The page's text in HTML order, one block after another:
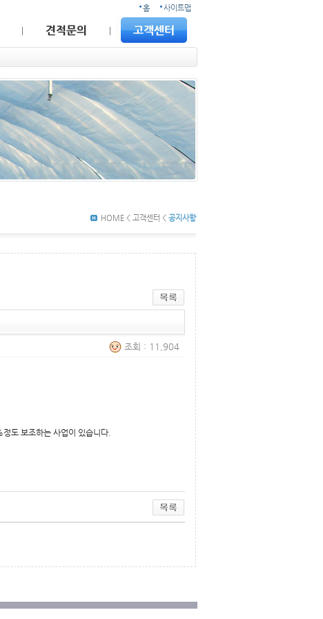
홈 사이트맵
HOME < 고객센터 < 공지사항
조회 : 11,904
도 보조하는 사업이 있습니다.